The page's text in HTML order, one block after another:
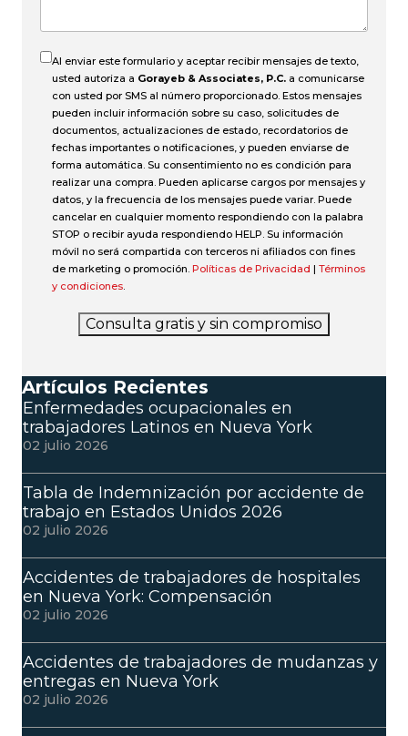
Al enviar este formulario y aceptar recibir mensajes de texto,
usted autoriza a Gorayeb & Associates, P.C. a comunicarse
con usted por SMS al número proporcionado. Estos mensajes
pueden incluir información sobre su caso, solicitudes de
documentos, actualizaciones de estado, recordatorios de
fechas importantes o notificaciones, y pueden enviarse de
forma automática. Su consentimiento no es condición para
realizar una compra. Pueden aplicarse cargos por mensajes y
datos, y la frecuencia de los mensajes puede variar. Puede
cancelar en cualquier momento respondiendo con la palabra
STOP o recibir ayuda respondiendo HELP. Su información
móvil no será compartida con terceros ni afiliados con fines
de marketing o promoción. Políticas de Privacidad | Términos
y condiciones.
Consulta gratis y sin compromiso
Artículos Recientes
Enfermedades ocupacionales en
trabajadores Latinos en Nueva York
02 julio 2026
Tabla de Indemnización por accidente de
trabajo en Estados Unidos 2026
02 julio 2026
Accidentes de trabajadores de hospitales
en Nueva York: Compensación
02 julio 2026
Accidentes de trabajadores de mudanzas y
entregas en Nueva York
02 julio 2026